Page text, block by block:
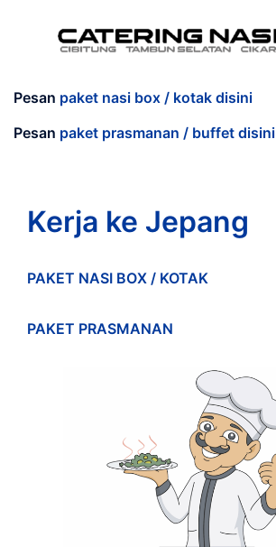
Pesan paket nasi box / kotak disini
Pesan paket prasmanan / buffet disini
Kerja ke Jepang
PAKET NASI BOX / KOTAK
PAKET PRASMANAN